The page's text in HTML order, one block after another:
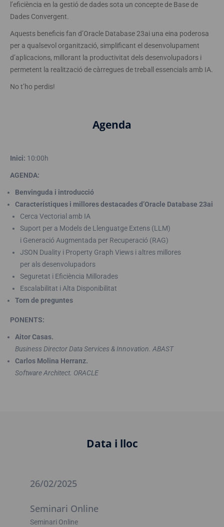
l’eficiència en la gestió de dades sota un concepte de Base de
Dades Convergent.
Aquests beneficis fan d’Oracle Database 23ai una eina poderosa
per a qualsevol organització, simplificant el desenvolupament
d’aplicacions, millorant la productivitat dels desenvolupadors i
permetent la realització de càrregues de treball essencials amb IA.
No t’ho perdis!
Agenda
Inici: 10:00h
AGENDA:
Benvinguda i introducció
Característiques i millores destacades d’Oracle Database 23ai
Cerca Vectorial amb IA
Suport per a Models de Llenguatge Extens (LLM)
i Generació Augmentada per Recuperació (RAG)
JSON Duality i Property Graph Views i altres millores
per als desenvolupadors
Seguretat i Eficiència Millorades
Escalabilitat i Alta Disponibilitat
Torn de preguntes
PONENTS:
Aitor Casas.
Business Director Data Services & Innovation. ABAST
Carlos Molina Herranz.
Software Architect. ORACLE
Data i lloc
26/02/2025
Seminari Online
Seminari Online